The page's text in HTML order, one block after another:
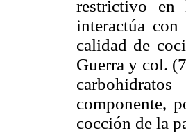
restrictivo en
interactúa
calidad de
Guerra y col.
componente,
cocción de la